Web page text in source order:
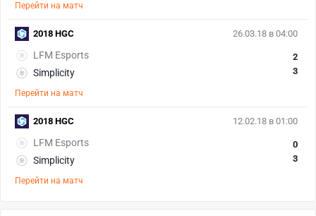
Перейти на матч
26.03.18 в 04:00
LFM Esports
Simplicity
2
3
Перейти на матч
2018 HGC
12.02.18 в 01:00
LFM Esports
Simplicity
0
3
Перейти на матч
2018 HGC